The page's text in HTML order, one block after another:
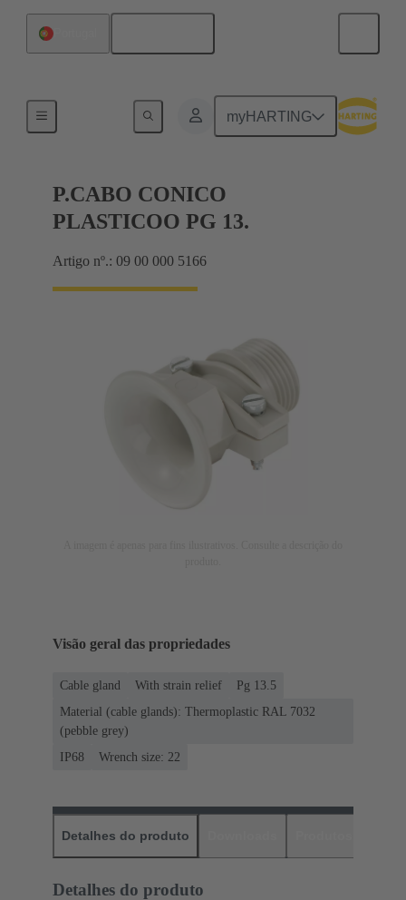
myHARTING
P.CABO CONICO
PLASTICOO PG 13.
Artigo nº.: 09 00 000 5166
Visão geral das propriedades
Cable gland With strain relief
Pg 13.5
Material (cable glands): Thermoplastic RAL 7032
(pebble grey)
IP68
Wrench size: 22
Detalhes do produto
Detalhes do produto